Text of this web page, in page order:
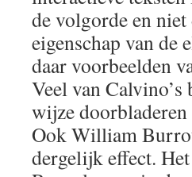
de volgorde en
eigenschap van
daar voorbeelden
Veel van Calvino’s
wijze
Ook William
dergelijk effect.